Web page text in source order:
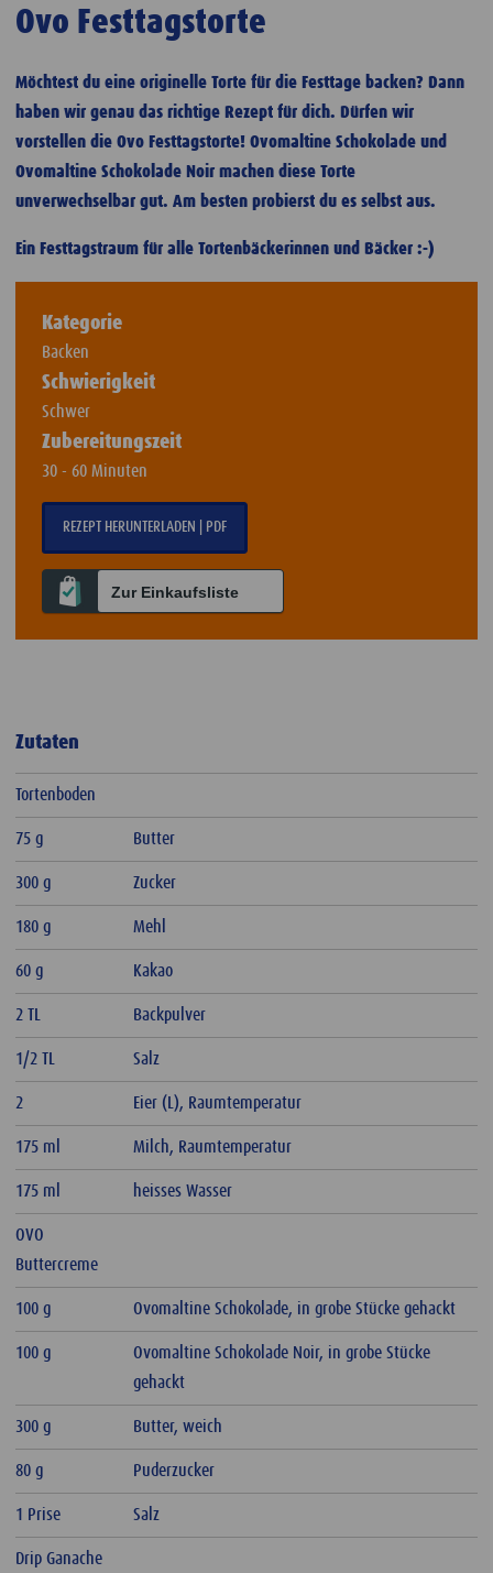
Ovo Festtagstorte
Möchtest du eine originelle Torte für die Festtage backen? Dann
haben wir genau das richtige Rezept für dich. Dürfen wir
vorstellen die Ovo Festtagstorte! Ovomaltine Schokolade und
Ovomaltine Schokolade Noir machen diese Torte
unverwechselbar gut. Am besten probierst du es selbst aus.
Ein Festtagstraum für alle Tortenbäckerinnen und Bäcker :-)
Kategorie
Backen
Schwierigkeit
Schwer
Zubereitungszeit
30 - 60 Minuten
REZEPT HERUNTERLADEN | PDF
Zur Einkaufsliste
Zutaten
Tortenboden
75 g Butter
300 g Zucker
180 g Mehl
60 g Kakao
2 TL Backpulver
1/2 TL Salz
2 Eier (L), Raumtemperatur
175 ml Milch, Raumtemperatur
175 ml heisses Wasser
OVO
Buttercreme
100 g Ovomaltine Schokolade, in grobe Stücke gehackt
100 g
Ovomaltine Schokolade Noir, in grobe Stücke
gehackt
300 g Butter, weich
80 g Puderzucker
1 Prise Salz
Drip Ganache